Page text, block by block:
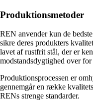
Produktionsmetoder
REN anvender kun de
sikre deres produkters
lavet af rustfrit stål, der er
modstandsdygtighed over
Produktionsprocessen er
gennemgår en række
RENs strenge standarder.